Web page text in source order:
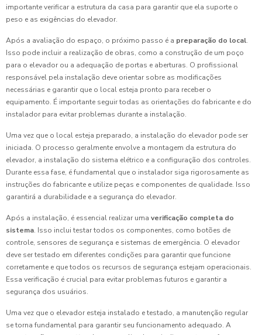
importante verificar a estrutura da casa para garantir que ela suporte o
peso e as exigências do elevador.
Após a avaliação do espaço, o próximo passo é a preparação do local.
Isso pode incluir a realização de obras, como a construção de um poço
para o elevador ou a adequação de portas e aberturas. O profissional
responsável pela instalação deve orientar sobre as modificações
necessárias e garantir que o local esteja pronto para receber o
equipamento. É importante seguir todas as orientações do fabricante e do
instalador para evitar problemas durante a instalação.
Uma vez que o local esteja preparado, a instalação do elevador pode ser
iniciada. O processo geralmente envolve a montagem da estrutura do
elevador, a instalação do sistema elétrico e a configuração dos controles.
Durante essa fase, é fundamental que o instalador siga rigorosamente as
instruções do fabricante e utilize peças e componentes de qualidade. Isso
garantirá a durabilidade e a segurança do elevador.
Após a instalação, é essencial realizar uma verificação completa do
sistema. Isso inclui testar todos os componentes, como botões de
controle, sensores de segurança e sistemas de emergência. O elevador
deve ser testado em diferentes condições para garantir que funcione
corretamente e que todos os recursos de segurança estejam operacionais.
Essa verificação é crucial para evitar problemas futuros e garantir a
segurança dos usuários.
Uma vez que o elevador esteja instalado e testado, a manutenção regular
se torna fundamental para garantir seu funcionamento adequado. A